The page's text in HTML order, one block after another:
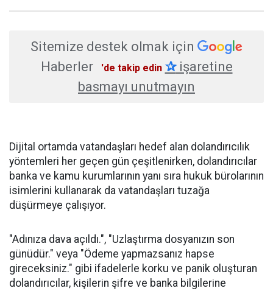
Sitemize destek olmak için
Haberler
'de takip edin ✰işaretine
basmayı unutmayın
Dijital ortamda vatandaşları hedef alan dolandırıcılık
yöntemleri her geçen gün çeşitlenirken, dolandırıcılar
banka ve kamu kurumlarının yanı sıra hukuk bürolarının
isimlerini kullanarak da vatandaşları tuzağa
düşürmeye çalışıyor.
"Adınıza dava açıldı.", "Uzlaştırma dosyanızın son
günüdür." veya "Ödeme yapmazsanız hapse
gireceksiniz." gibi ifadelerle korku ve panik oluşturan
dolandırıcılar, kişilerin şifre ve banka bilgilerine